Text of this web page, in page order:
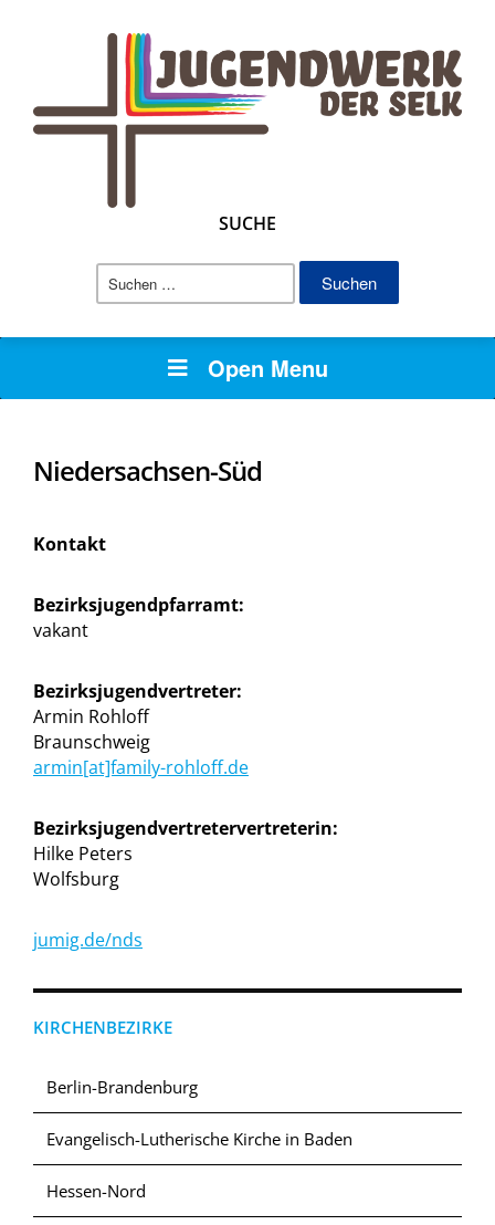
SUCHE
Suchen
Open Menu
Niedersachsen-Süd
Kontakt
Bezirksjugendpfarramt:
vakant
Bezirksjugendvertreter:
Armin Rohloff
Braunschweig
armin[at]family-rohloff.de
Bezirksjugendvertretervertreterin:
Hilke Peters
Wolfsburg
jumig.de/nds
KIRCHENBEZIRKE
Berlin-Brandenburg
Evangelisch-Lutherische Kirche in Baden
Hessen-Nord